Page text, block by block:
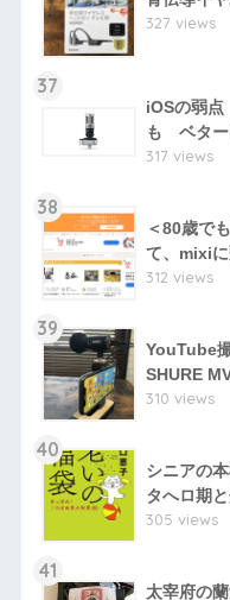
327 views
37
iOSの弱
も ベター
317 views
38
＜80歳で
て、mixiに
312 views
39
YouTube
SHURE
310 views
40
シニアの
タへロ期
305 views
41
太宰府の